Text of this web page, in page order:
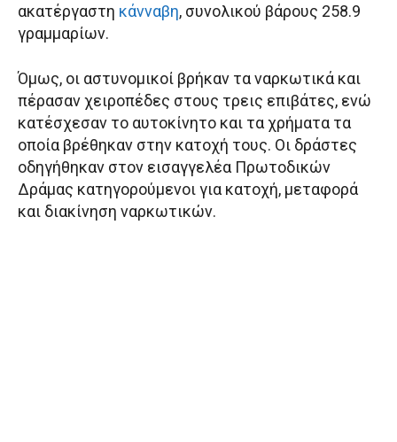
ακατέργαστη κάνναβη, συνολικού βάρους 258.9
γραμμαρίων.
Όμως, οι αστυνομικοί βρήκαν τα ναρκωτικά και
πέρασαν χειροπέδες στους τρεις επιβάτες, ενώ
κατέσχεσαν το αυτοκίνητο και τα χρήματα τα
οποία βρέθηκαν στην κατοχή τους. Οι δράστες
οδηγήθηκαν στον εισαγγελέα Πρωτοδικών
Δράμας κατηγορούμενοι για κατοχή, μεταφορά
και διακίνηση ναρκωτικών.